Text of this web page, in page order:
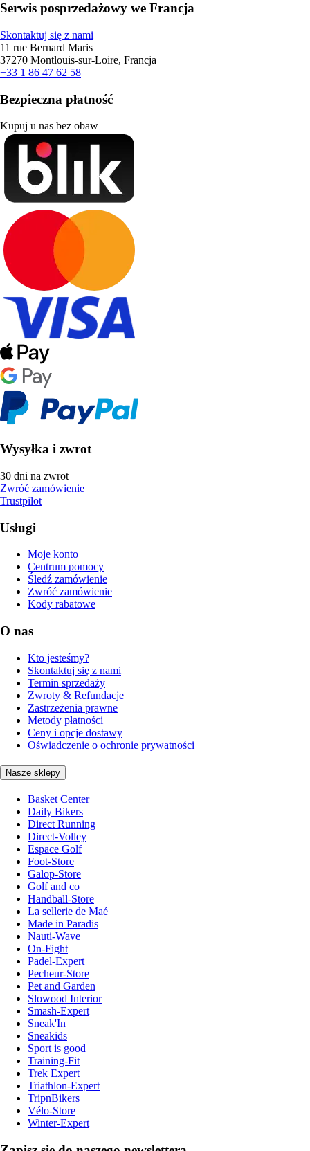
Serwis posprzedażowy we Francja
Skontaktuj się z nami
11 rue Bernard Maris
37270 Montlouis-sur-Loire, Francja
+33 1 86 47 62 58
Bezpieczna płatność
Kupuj u nas bez obaw
Wysyłka i zwrot
30 dni na zwrot
Zwróć zamówienie
Trustpilot
Usługi
Moje konto
Centrum pomocy
Śledź zamówienie
Zwróć zamówienie
Kody rabatowe
O nas
Kto jesteśmy?
Skontaktuj się z nami
Termin sprzedaży
Zwroty & Refundacje
Zastrzeżenia prawne
Metody płatności
Ceny i opcje dostawy
Oświadczenie o ochronie prywatności
Nasze sklepy
Basket Center
Daily Bikers
Direct Running
Direct-Volley
Espace Golf
Foot-Store
Galop-Store
Golf and co
Handball-Store
La sellerie de Maé
Made in Paradis
Nauti-Wave
On-Fight
Padel-Expert
Pecheur-Store
Pet and Garden
Slowood Interior
Smash-Expert
Sneak'In
Sneakids
Sport is good
Training-Fit
Trek Expert
Triathlon-Expert
TripnBikers
Vélo-Store
Winter-Expert